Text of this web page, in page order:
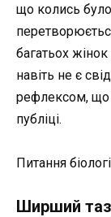
що колись
багатьох
навіть не є
рефлексом, що
публіці.
Питання
Ширший